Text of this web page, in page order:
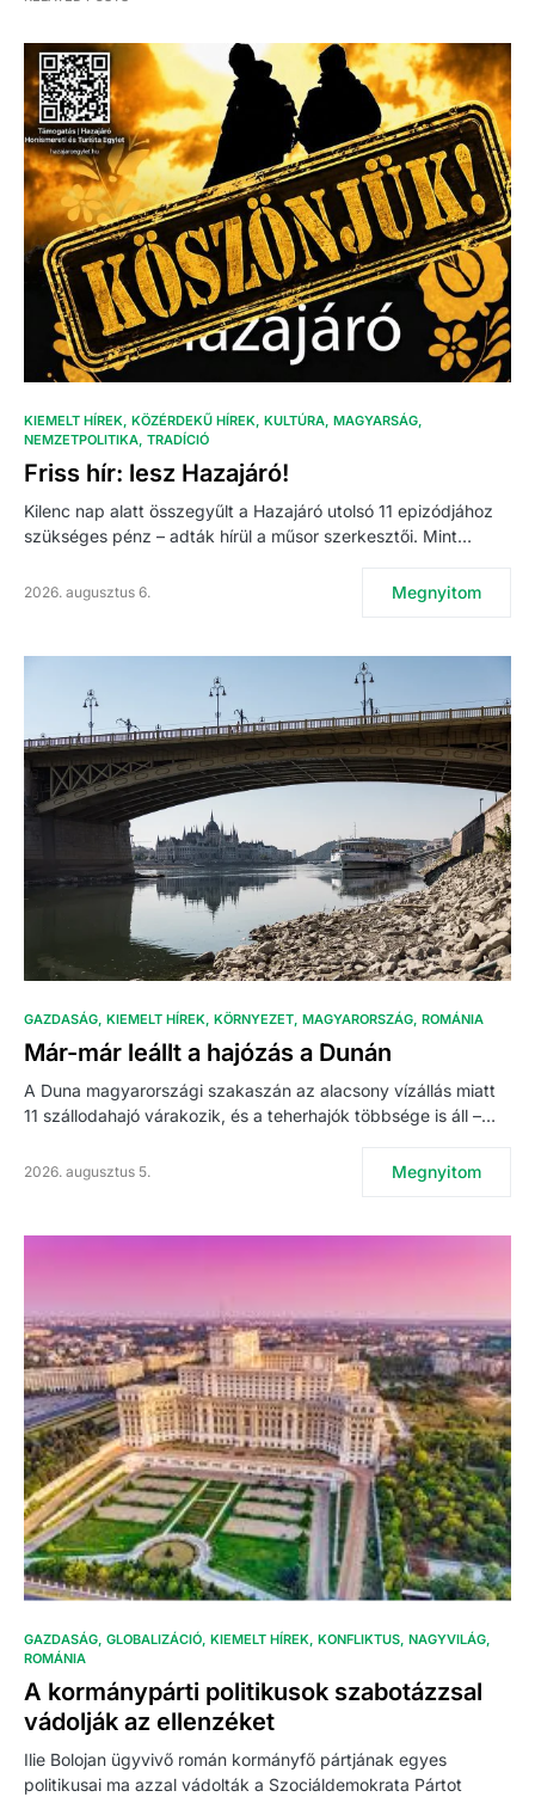
KIEMELT HÍREK KÖZÉRDEKŰ HÍREK KULTÚRA MAGYARSÁG
NEMZETPOLITIKA TRADÍCIÓ
Friss hír: lesz Hazajáró!
Kilenc nap alatt összegyűlt a Hazajáró utolsó 11 epizódjához
szükséges pénz – adták hírül a műsor szerkesztői. Mint…
2026. augusztus 6. Megnyitom
GAZDASÁG KIEMELT HÍREK KÖRNYEZET MAGYARORSZÁG ROMÁNIA
Már-már leállt a hajózás a Dunán
A Duna magyarországi szakaszán az alacsony vízállás miatt
11 szállodahajó várakozik, és a teherhajók többsége is áll –…
2026. augusztus 5. Megnyitom
GAZDASÁG GLOBALIZÁCIÓ KIEMELT HÍREK KONFLIKTUS NAGYVILÁG
ROMÁNIA
A kormánypárti politikusok szabotázzsal
vádolják az ellenzéket
Ilie Bolojan ügyvivő román kormányfő pártjának egyes
politikusai ma azzal vádolták a Szociáldemokrata Pártot